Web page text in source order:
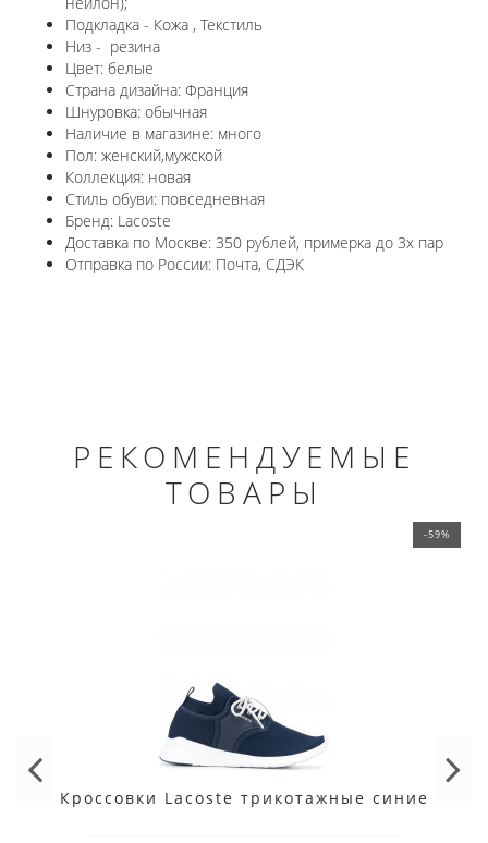
Подкладка - Кожа , Текстиль
Низ - резина
Цвет: белые
Страна дизайна: Франция
Шнуровка: обычная
Наличие в магазине: много
Пол: женский,мужской
Коллекция: новая
Стиль обуви: повседневная
Бренд: Lacoste
Доставка по Москве: 350 рублей, примерка до 3х пар
Отправка по России: Почта, СДЭК
РЕКОМЕНДУЕМЫЕ
ТОВАРЫ
-59%
Кроссовки Lacoste трикотажные синие